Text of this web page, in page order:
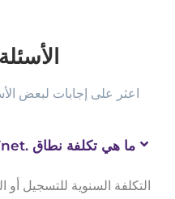
اعثر على إجابات لبعض
ما هي تكلفة نطاق .net؟
التكلفة السنوية للتسجيل أو